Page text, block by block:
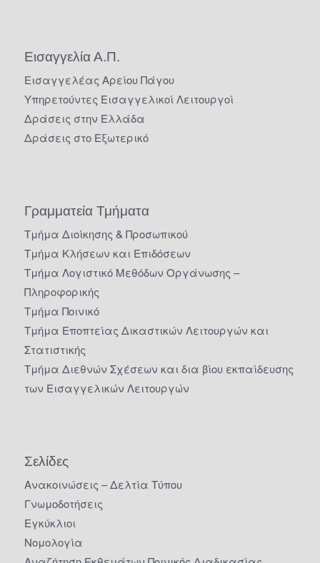
Εισαγγελία Α.Π.
Εισαγγελέας Αρείου Πάγου
Υπηρετούντες Εισαγγελικοί Λειτουργοί
Δράσεις στην Ελλάδα
Δράσεις στο Εξωτερικό
Γραμματεία Τμήματα
Τμήμα Διοίκησης & Προσωπικού
Τμήμα Κλήσεων και Επιδόσεων
Τμήμα Λογιστικό Μεθόδων Οργάνωσης –
Πληροφορικής
Τμήμα Ποινικό
Τμήμα Εποπτείας Δικαστικών Λειτουργών και
Στατιστικής
Τμήμα Διεθνών Σχέσεων και δια βίου εκπαίδευσης
των Εισαγγελικών Λειτουργών
Σελίδες
Ανακοινώσεις – Δελτία Τύπου
Γνωμοδοτήσεις
Εγκύκλιοι
Νομολογία